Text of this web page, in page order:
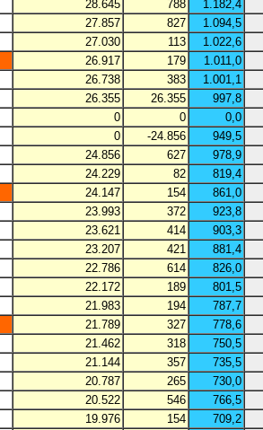
28.645 788
1.182,4
27.857 827
1.094,5
27.030 113
1.022,6
26.917 179
1.011,0
26.738 383
1.001,1
26.355 26.355
997,8
0 0
0,0
0 -24.856
949,5
24.856 627
978,9
24.229 82
819,4
24.147 154
861,0
23.993 372
923,8
23.621 414
903,3
23.207 421
881,4
22.786 614
826,0
22.172 189
801,5
21.983 194
787,7
21.789 327
778,6
21.462 318
750,5
21.144 357
735,5
20.787 265
730,0
20.522 546
766,5
19.976 154
709,2